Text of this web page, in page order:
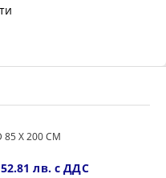
85 Х 200 СМ
52.81 лв. с ДДС